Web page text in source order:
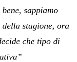
sappiamo
stagione, ora
che tipo di